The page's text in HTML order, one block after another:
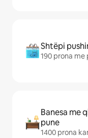
Shtëpi
190 prona me
Banesa me
pune
1400 prona